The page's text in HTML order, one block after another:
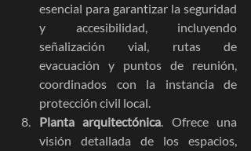
esencial para garantizar la seguridad
y accesibilidad, incluyendo
señalización vial, rutas de
evacuación y puntos de reunión,
coordinados con la instancia de
protección civil local.
Planta arquitectónica. Ofrece una
visión detallada de los espacios,